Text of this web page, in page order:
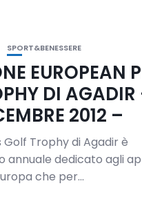
SPORT&BENESSERE
EUROPEAN
DI
2012 –
Golf Trophy di Agadir è
annuale dedicato agli
che per...